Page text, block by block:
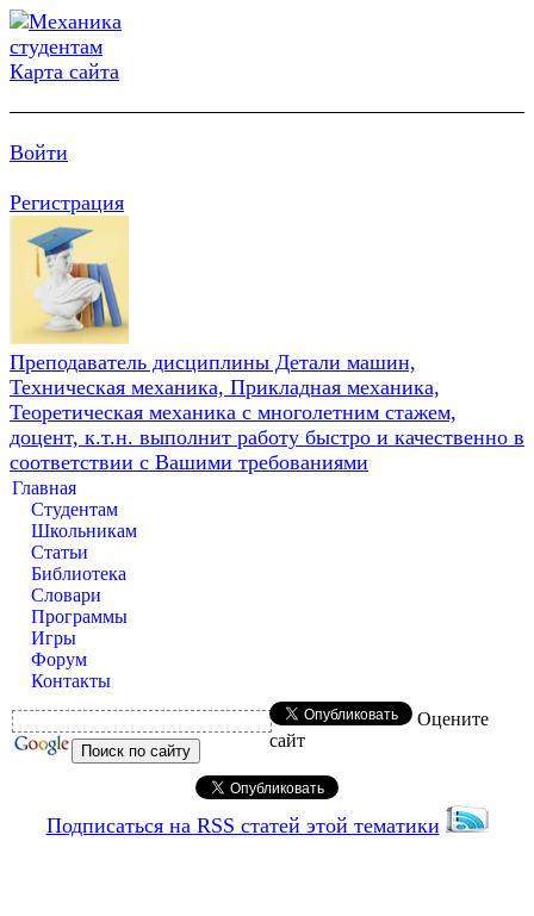
Карта сайта
Войти
Регистрация
Преподаватель дисциплины Детали машин,
Техническая механика, Прикладная механика,
Теоретическая механика с многолетним стажем,
доцент, к.т.н. выполнит работу быстро и качественно в
соответствии с Вашими требованиями
Главная
Студентам
Школьникам
Статьи
Библиотека
Словари
Программы
Игры
Форум
Контакты
Оцените
сайт
Подписаться на RSS статей этой тематики